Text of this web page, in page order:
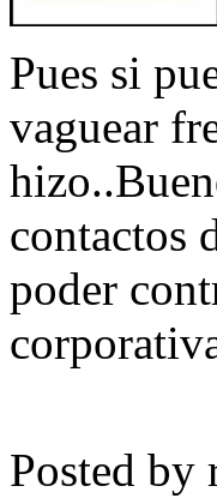
Pues si
vaguear
contactos
poder
Posted by